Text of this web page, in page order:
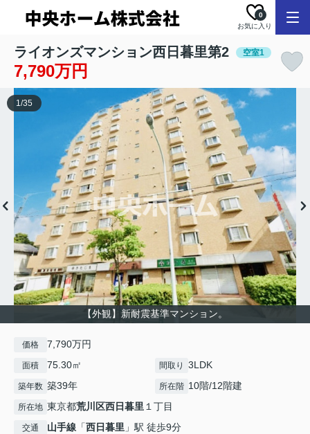
お気に入り
0
ライオンズマンション西日暮里第2 空室1
7,790万円
【外観】新耐震基準マンション。
1/35
価格 7,790万円
面積 75.30㎡ 間取り 3LDK
築年数 築39年 所在階 10階/12階建
所在地 東京都荒川区西日暮里１丁目
交通 山手線 「西日暮里 」駅 徒歩9分